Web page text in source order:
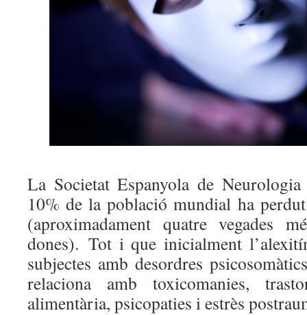
La Societat Espanyola de
10% de la població mundial ha
(aproximadament quatre vegades
dones). Tot i que inicialment
subjectes amb desordres
relaciona amb toxicomanies,
alimentària, psicopaties i estrès